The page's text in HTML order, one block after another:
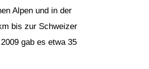
Alpen und in der
bis zur Schweizer
gab es etwa 35